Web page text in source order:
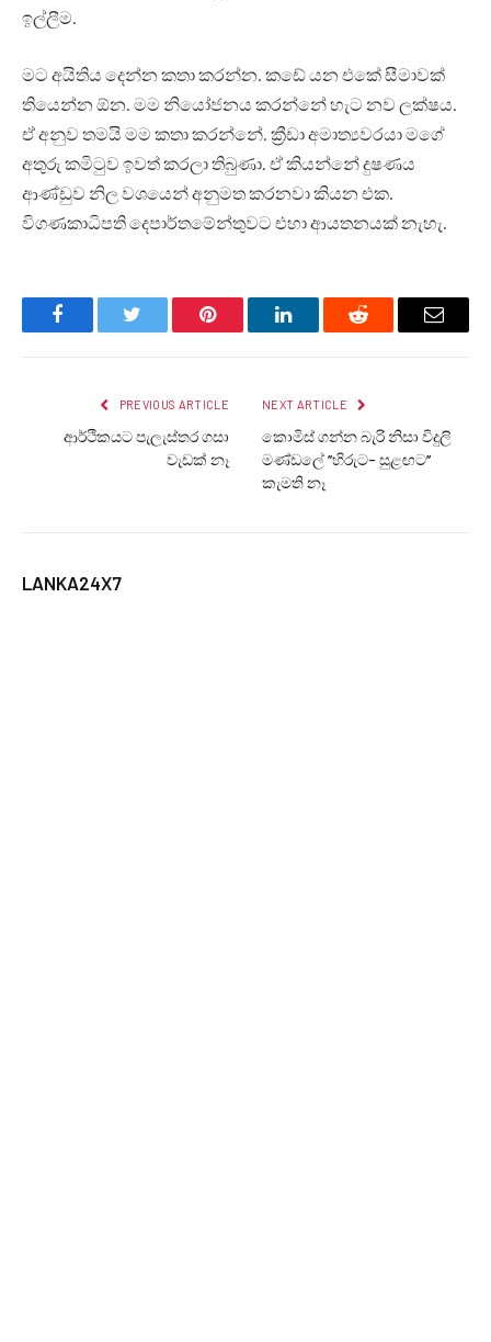
ඉල්ලීම.
මට අයිතිය දෙන්න කතා කරන්න. කඩේ යන එකේ සීමාවක්
තියෙන්න ඕන. මම නියෝජනය කරන්නේ හැට නව ලක්ෂය.
ඒ අනුව තමයි මම කතා කරන්නේ. ක්‍රීඩා අමාත්‍යවරයා මගේ
අතුරු කමිටුව ඉවත් කරලා තිබුණා. ඒ කියන්නේ දුෂණය
ආණ්ඩුව නිල වශයෙන් අනුමත කරනවා කියන එක.
විගණකාධිපති දෙපාර්තමේන්තුවට එහා ආයතනයක් නැහැ.
FacebookTwitter Pinterest LinkedInReddit Email
PREVIOUS ARTICLE
ආර්ථිකයට පැලැස්තර ගසා
වැඩක් නෑ
NEXT ARTICLE
කොමිස් ගන්න බැරි නිසා විදුලි
මණ්ඩලේ ’’හිරුට- සුළඟට’’
කැමති නෑ
LANKA24X7